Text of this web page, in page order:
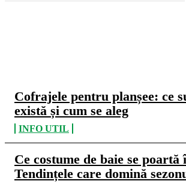
Cofrajele pentru planșee: ce
există și cum se aleg
INFO UTIL
Ce costume de baie se poartă
Tendințele care domină